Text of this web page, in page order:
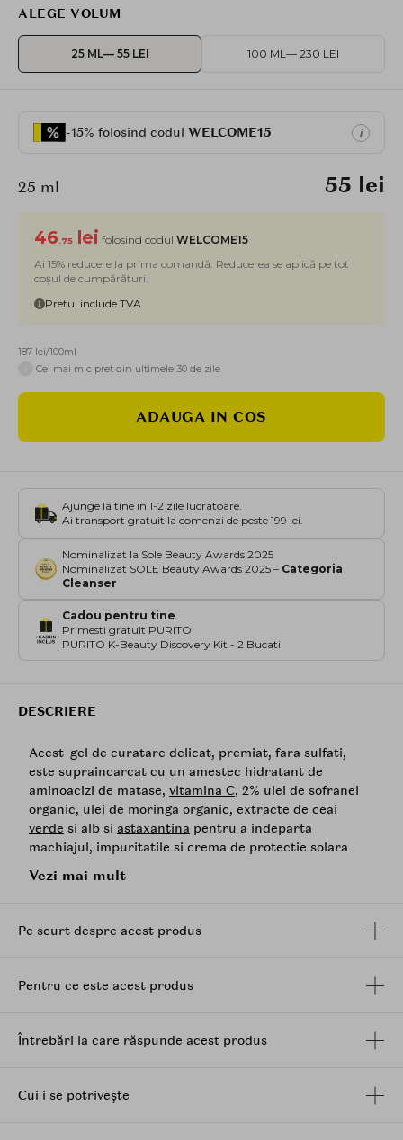
ALEGE VOLUM
25 ML— 55 LEI 100 ML— 230 LEI
-15% folosind codul WELCOME15 i
25 ml 55 lei
46 .75 lei folosind codul WELCOME15
Ai 15% reducere la prima comandă. Reducerea se aplică pe tot
coșul de cumpărături.
Pretul include TVA
187 lei/100ml
Cel mai mic pret din ultimele 30 de zile
ADAUGA IN COS
Ajunge la tine in 1-2 zile lucratoare.
Ai transport gratuit la comenzi de peste 199 lei.
Nominalizat la Sole Beauty Awards 2025
Nominalizat SOLE Beauty Awards 2025 – Categoria
Cleanser
Cadou pentru tine
Primesti gratuit PURITO
PURITO K-Beauty Discovery Kit - 2 Bucati
DESCRIERE
Acest gel de curatare delicat, premiat, fara sulfati,
este supraincarcat cu un amestec hidratant de
aminoacizi de matase, vitamina C, 2% ulei de sofranel
organic, ulei de moringa organic, extracte de ceai
verde si alb si astaxantina pentru a indeparta
machiajul, impuritatile si crema de protectie solara
protectie solara, fara a o usca excesiv sau a o lipsi de
aspect mai luminos.
pentru pielea uscata si cea care cauta o solutie
Vezi mai mult
Pe scurt despre acest produs
Pentru ce este acest produs
Întrebări la care răspunde acest produs
Cui i se potrivește